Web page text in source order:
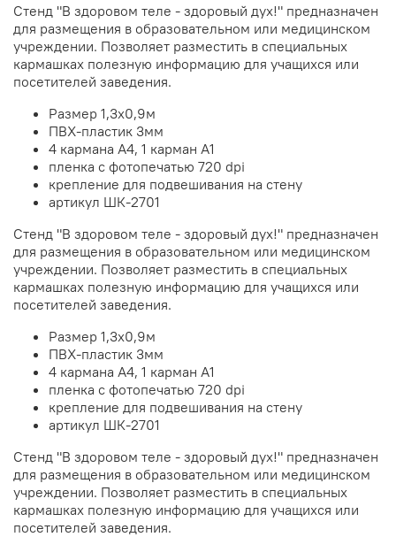
Стенд "В здоровом теле - здоровый дух!" предназначен
для размещения в образовательном или медицинском
учреждении. Позволяет разместить в специальных
кармашках полезную информацию для учащихся или
посетителей заведения.
Размер 1,3х0,9м
ПВХ-пластик 3мм
4 кармана А4, 1 карман А1
пленка с фотопечатью 720 dpi
крепление для подвешивания на стену
артикул ШК-2701
Стенд "В здоровом теле - здоровый дух!" предназначен
для размещения в образовательном или медицинском
учреждении. Позволяет разместить в специальных
кармашках полезную информацию для учащихся или
посетителей заведения.
Размер 1,3х0,9м
ПВХ-пластик 3мм
4 кармана А4, 1 карман А1
пленка с фотопечатью 720 dpi
крепление для подвешивания на стену
артикул ШК-2701
Стенд "В здоровом теле - здоровый дух!" предназначен
для размещения в образовательном или медицинском
учреждении. Позволяет разместить в специальных
кармашках полезную информацию для учащихся или
посетителей заведения.